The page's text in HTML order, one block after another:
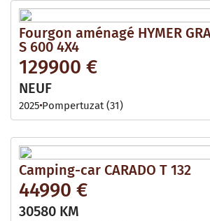
Fourgon aménagé HYMER
S 600 4X4
129900 €
NEUF
2025 Pompertuzat (31)
Camping-car CARADO T 132
44990 €
30580 KM